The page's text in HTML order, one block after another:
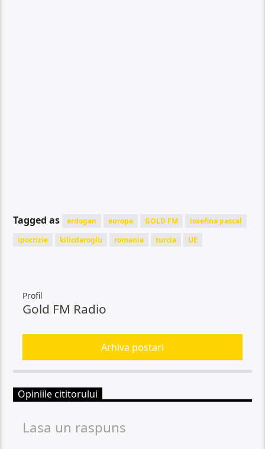
Tagged as erdogan europa GOLD FM
iosefina pascal
ipocrizie
kilicdaroglu romania turcia UE
Profil
Gold FM Radio
Arhiva postari
Opiniile cititorului
Lasa un raspuns